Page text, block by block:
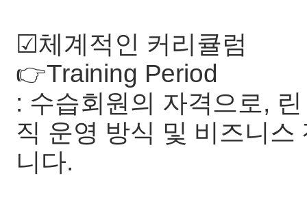
☑체계적인 커리큘럼
👉Training Period
: 수습회원의 자격으로,
직 운영 방식 및 비즈니
니다.